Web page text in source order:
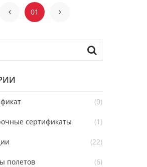
(0)
сертификаты (1)
(22)
полетов (6)
01